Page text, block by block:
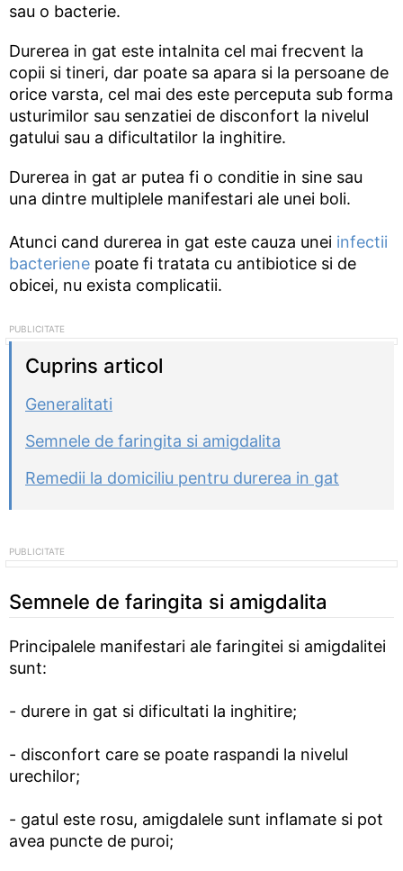
sau o bacterie.
Durerea in gat este intalnita cel mai frecvent la
copii si tineri, dar poate sa apara si la persoane de
orice varsta, cel mai des este perceputa sub forma
usturimilor sau senzatiei de disconfort la nivelul
gatului sau a dificultatilor la inghitire.
Durerea in gat ar putea fi o conditie in sine sau
una dintre multiplele manifestari ale unei boli.
Atunci cand durerea in gat este cauza unei infectii
bacteriene poate fi tratata cu antibiotice si de
obicei, nu exista complicatii.
Cuprins articol
Generalitati
Semnele de faringita si amigdalita
Remedii la domiciliu pentru durerea in gat
Semnele de faringita si amigdalita
Principalele manifestari ale faringitei si amigdalitei
sunt:
- durere in gat si dificultati la inghitire;
- disconfort care se poate raspandi la nivelul
urechilor;
- gatul este rosu, amigdalele sunt inflamate si pot
avea puncte de puroi;